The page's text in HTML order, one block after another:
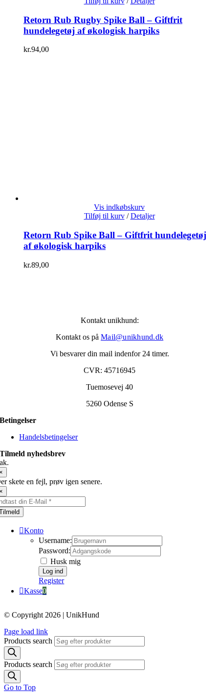
Retorn Rub Rugby Spike Ball – Giftfrit
hundelegetøj af økologisk harpiks
kr.94,00
Vis indkøbskurv
Tilføj til kurv / Detaljer
Retorn Rub Spike Ball – Giftfrit hundelegetøj
af økologisk harpiks
kr.89,00
Kontakt unikhund:
Kontakt os på Mail@unikhund.dk
Vi besvarer din mail indenfor 24 timer.
CVR: 45716945
Tuemosevej 40
5260 Odense S
Betingelser
Handelsbetingelser
Tilmeld nyhedsbrev
skete en fejl, prøv igen senere.
Konto
Username:
Password:
Husk mig
Register
Kasse0
© Copyright 2026 | UnikHund
Page load link
Products search
Products search
Go to Top